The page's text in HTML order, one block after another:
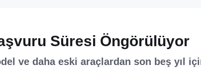
Süresi Öngörülüyor
ve daha eski araçlardan son beş yıl